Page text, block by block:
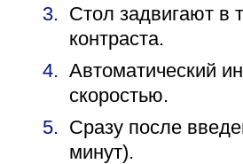
Стол задвигают в
контраста.
Автоматический
скоростью.
Сразу после
минут).